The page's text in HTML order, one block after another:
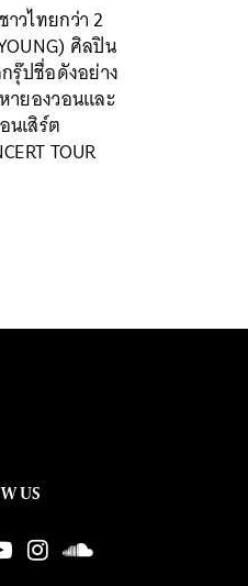
วไทยกว่า 2
ศิลปิน
รุ๊ปชื่อดังอย่าง
ายองวอนและ
เสิร์ต
TOUR
US